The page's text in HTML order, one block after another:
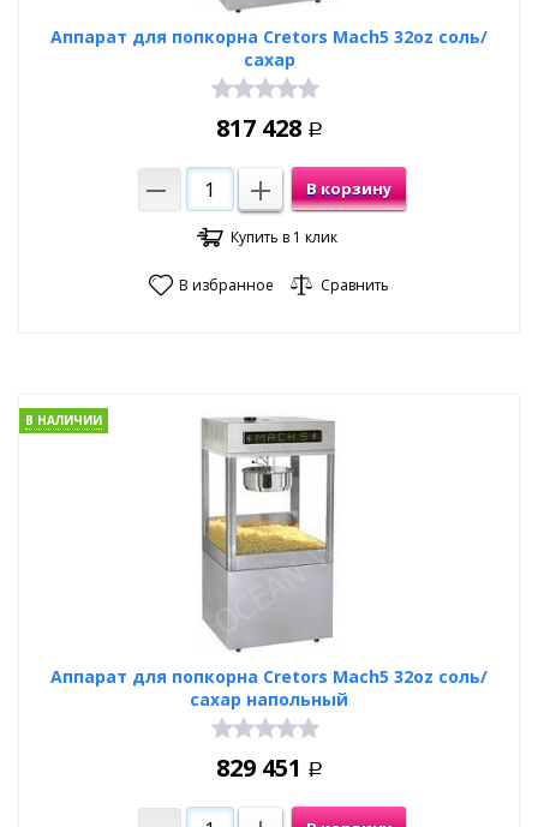
Аппарат для попкорна Cretors Mach5 32oz соль/
сахар
817 428 Р
В корзину
Купить в 1 клик
В избранное Сравнить
Аппарат для попкорна Cretors Mach5 32oz соль/
сахар напольный
В НАЛИЧИИ
829 451 Р